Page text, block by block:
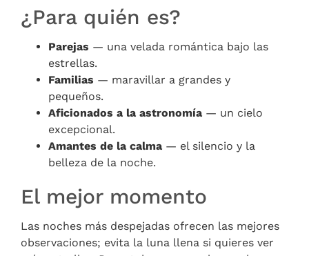
¿Para quién es?
Parejas — una velada romántica bajo las
estrellas.
Familias — maravillar a grandes y
pequeños.
Aficionados a la astronomía — un cielo
excepcional.
Amantes de la calma — el silencio y la
belleza de la noche.
El mejor momento
Las noches más despejadas ofrecen las mejores
observaciones; evita la luna llena si quieres ver